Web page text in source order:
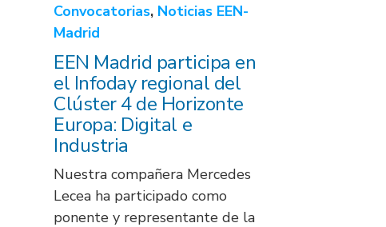
Convocatorias, Noticias EEN-
Madrid
EEN Madrid participa en
el Infoday regional del
Clúster 4 de Horizonte
Europa: Digital e
Industria
Nuestra compañera Mercedes
Lecea ha participado como
ponente y representante de la